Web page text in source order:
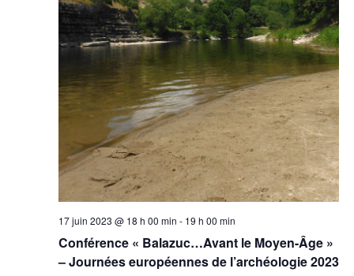
17 juin 2023 @ 18 h 00 min - 19 h 00 min
Conférence « Balazuc…Avant le Moyen-Âge »
– Journées européennes de l’archéologie 2023